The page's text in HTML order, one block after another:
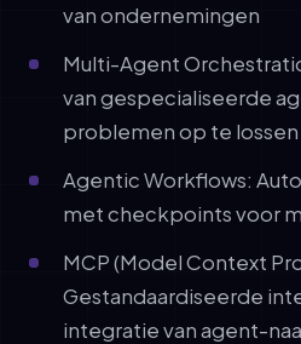
van ondernemingen
Multi-Agent
van gespecialiseerde
problemen op te lossen
Agentic Workflows:
met checkpoints voor
MCP (Model Context
Gestandaardiseerde
integratie van agent-